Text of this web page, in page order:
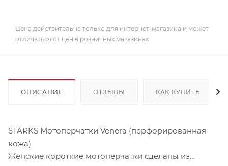
Цена действительна только для интернет-магазина и может
отличаться от цен в розничных магазинах
ОПИСАНИЕ ОТЗЫВЫ КАК КУПИТЬ
STARKS Мотоперчатки Venera (перфорированная
кожа)
Женские короткие мотоперчатки сделаны из